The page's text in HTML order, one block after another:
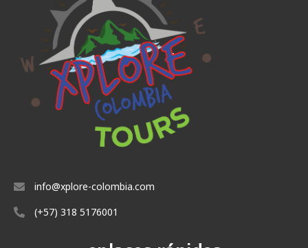
info@xplore-colombia.com
(+57) 318 5176001